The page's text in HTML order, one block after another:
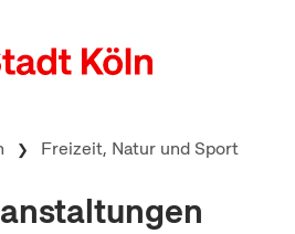
Freizeit, Natur und Sport